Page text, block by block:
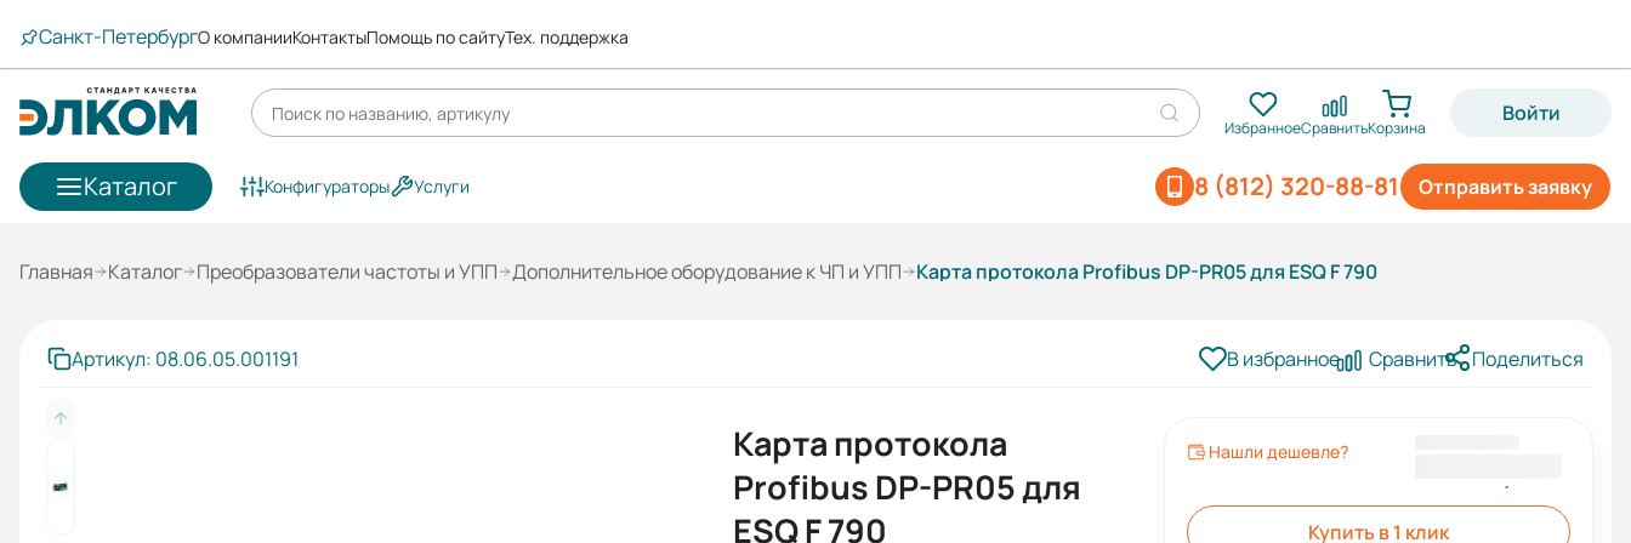
Санкт-ПетербургО компанииКонтактыПомощь по сайтуТех. поддержка
ИзбранноеСравнитьКорзина
Войти
Каталог Отправить заявку
8 (812) 320-88-81
Конфигураторы Услуги
Главная Каталог Преобразователи частоты и УПП Дополнительное оборудование к ЧП и УПП Карта протокола Profibus DP-PR05 для ESQ F 790
Артикул: 08.06.05.001191 В избранное Сравнить Поделиться
Карта протокола
Profibus DP-PR05 для
ESQ F 790
Нашли дешевле?
Купить в 1 клик